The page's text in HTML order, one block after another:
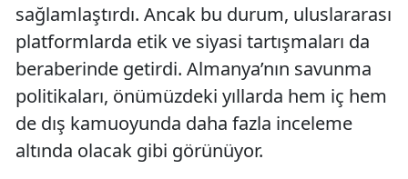
sağlamlaştırdı. Ancak bu durum, uluslararası
platformlarda etik ve siyasi tartışmaları da
beraberinde getirdi. Almanya’nın savunma
politikaları, önümüzdeki yıllarda hem iç hem
de dış kamuoyunda daha fazla inceleme
altında olacak gibi görünüyor.